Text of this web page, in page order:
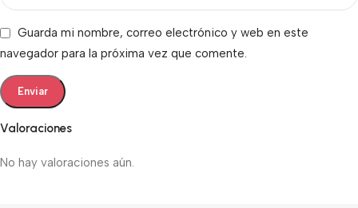
Valoraciones
No hay valoraciones aún.
Guarda mi nombre, correo electrónico y web en este
navegador para la próxima vez que comente.